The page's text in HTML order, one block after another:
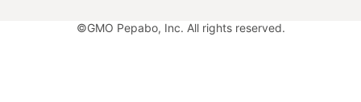
©GMO Pepabo, Inc. All rights reserved.